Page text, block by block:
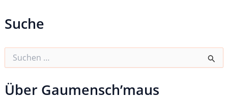
Suche
h
e
Über Gaumensch’maus